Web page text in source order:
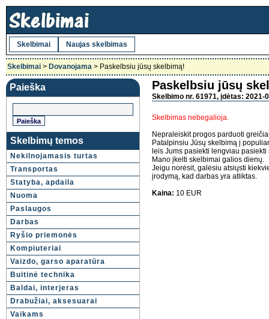
Skelbimai Naujas skelbimas
Skelbimai > Dovanojama > Paskelbsiu jūsų skelbimą!
Paieška
Skelbimų temos
Nekilnojamasis turtas
Transportas
Statyba, apdaila
Nuoma
Paslaugos
Darbas
Ryšio priemonės
Kompiuteriai
Vaizdo, garso aparatūra
Buitinė technika
Baldai, interjeras
Drabužiai, aksesuarai
Vaikams
Paskelbsiu jūsų
Skelbimo nr. 61971, įdėtas: 2021-
Skelbimas nebegalioja.
Nepraleiskit progos parduoti
Patalpinsiu Jūsų skelbimą į
leis Jums pasiekti lengviau
Mano įkelti skelbimai galios dienų.
Jeigu norėsit, galėsiu atsiųsti
įrodymą, kad darbas yra atliktas.
Kaina: 10 EUR